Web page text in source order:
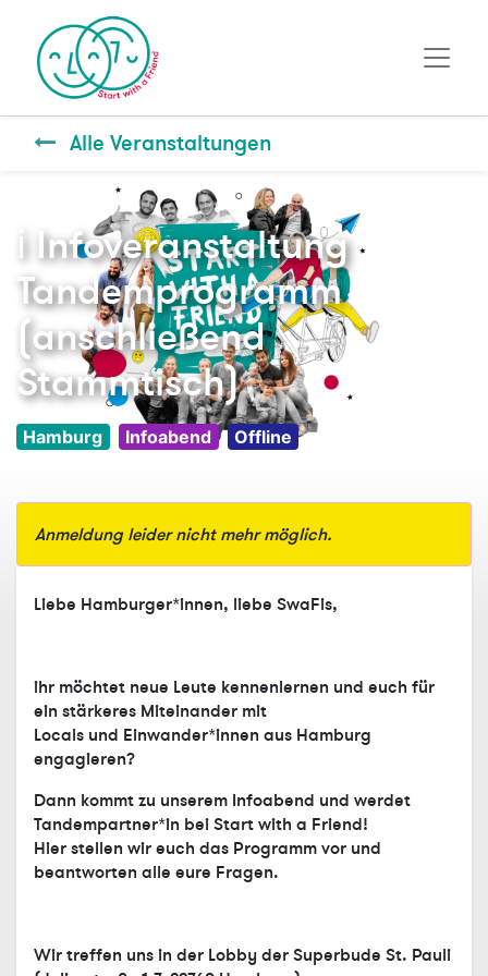
Alle Veranstaltungen
ℹ️ Infoveranstaltung
Tandemprogramm
(anschließend
Stammtisch)
Hamburg Infoabend Offline
Anmeldung leider nicht mehr möglich.
Liebe Hamburger*innen, liebe SwaFis,
ihr möchtet neue Leute kennenlernen und euch für
ein stärkeres Miteinander mit
Locals und Einwander*innen aus Hamburg
engagieren?
Dann kommt zu unserem Infoabend und werdet
Tandempartner*in bei Start with a Friend!
Hier stellen wir euch das Programm vor und
beantworten alle eure Fragen.
Wir treffen uns in der Lobby der Superbude St. Pauli